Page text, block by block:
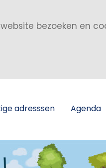
bezoeken en
adresssen Agenda